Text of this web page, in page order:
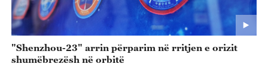
"Shenzhou-23" arrin përparim në rritjen e orizit
shumëbrezësh në orbitë